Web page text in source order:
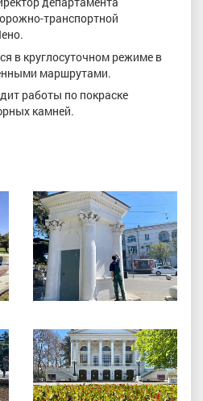
транспортной
в круглосуточном режиме в
маршрутами.
работы по покраске
камней.